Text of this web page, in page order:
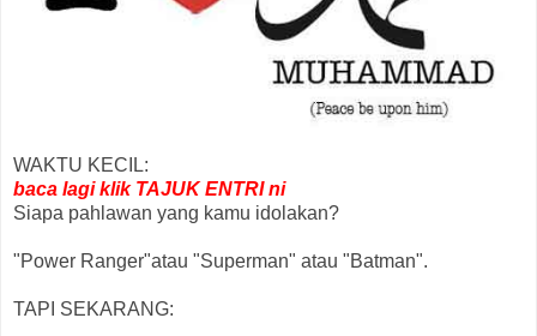
WAKTU KECIL:
baca lagi klik TAJUK ENTRI ni
Siapa pahlawan yang kamu idolakan?
"Power Ranger"atau "Superman" atau "Batman".
TAPI SEKARANG: